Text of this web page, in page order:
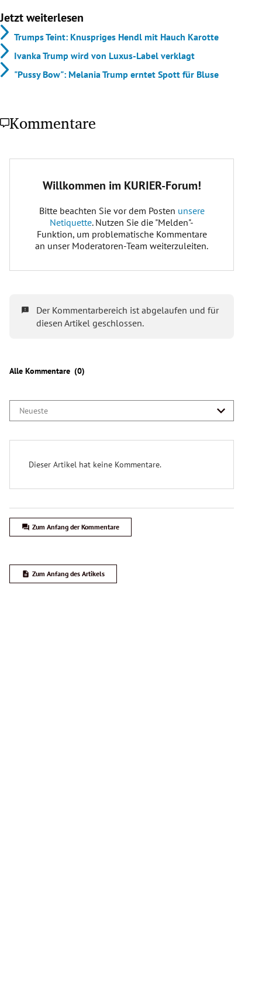
Jetzt weiterlesen
Trumps Teint: Knuspriges Hendl mit Hauch Karotte
Ivanka Trump wird von Luxus-Label verklagt
"Pussy Bow": Melania Trump erntet Spott für Bluse
Kommentare